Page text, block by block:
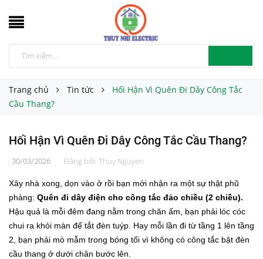
Trang chủ Tin tức
Hối Hận Vì Quên Đi Dây Công Tắc
Cầu Thang?
Hối Hận Vì Quên Đi Dây Công Tắc Cầu Thang?
30/03/2026 Đăng bởi: Thuy Nguyen
Xây nhà xong, dọn vào ở rồi bạn mới nhận ra một sự thật phũ
phàng: Quên đi dây điện cho công tắc đảo chiều (2 chiều).
Hậu quả là mỗi đêm đang nằm trong chăn ấm, bạn phải lóc cóc
chui ra khỏi màn để tắt đèn tuýp. Hay mỗi lần đi từ tầng 1 lên tầng
2, bạn phải mò mẫm trong bóng tối vì không có công tắc bật đèn
cầu thang ở dưới chân bước lên.